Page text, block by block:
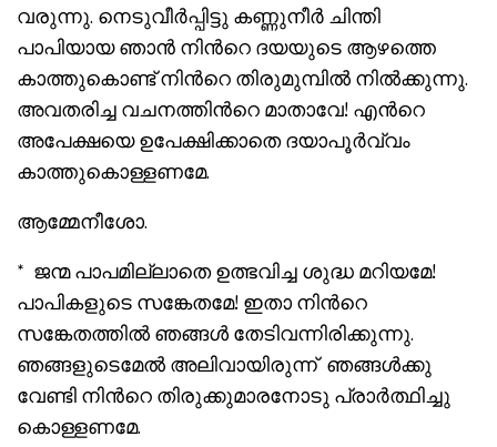
വരുന്നു. നെടുവീര്‍പ്പിട്ടു കണ്ണുനീര്‍ ചിന്തി
പാപിയായ ഞാന്‍ നിന്‍റെ ദയയുടെ ആഴത്തെ
കാത്തുകൊണ്ട് നിന്‍റെ തിരുമുമ്പില്‍ നില്‍ക്കുന്നു.
അവതരിച്ച വചനത്തിന്‍റെ മാതാവേ! എന്‍റെ
അപേക്ഷയെ ഉപേക്ഷിക്കാതെ ദയാപൂര്‍വ്വം
കാത്തുകൊള്ളണമേ.
ആമ്മേനീശോ.
* ജന്മ പാപമില്ലാതെ ഉത്ഭവിച്ച ശുദ്ധ മറിയമേ!
പാപികളുടെ സങ്കേതമേ! ഇതാ നിന്‍റെ
സങ്കേതത്തില്‍ ഞങ്ങള്‍ തേടിവന്നിരിക്കുന്നു.
ഞങ്ങളുടെമേല്‍ അലിവായിരുന്ന് ഞങ്ങള്‍ക്കു
വേണ്ടി നിന്‍റെ തിരുക്കുമാരനോടു പ്രാര്‍ത്ഥിച്ചു
കൊള്ളണമേ.